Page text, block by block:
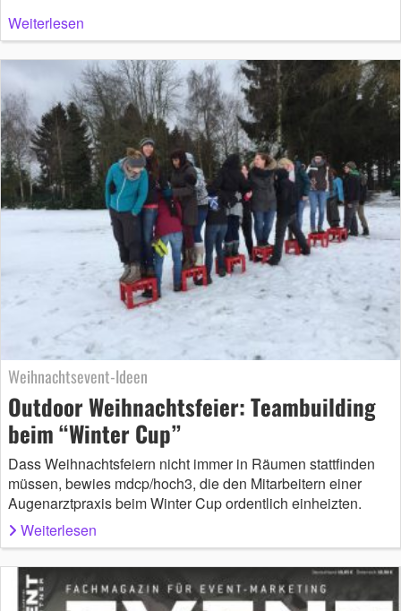
Weiterlesen
Weihnachtsevent-Ideen
Outdoor Weihnachtsfeier: Teambuilding
beim “Winter Cup”
Dass Weihnachtsfeiern nicht immer in Räumen stattfinden
müssen, bewies mdcp/hoch3, die den Mitarbeitern einer
Augenarztpraxis beim Winter Cup ordentlich einheizten.
Weiterlesen